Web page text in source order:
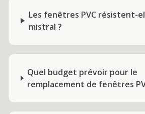
Les fenêtres PVC résistent-
mistral ?
Quel budget prévoir pour le
remplacement de fenêtres